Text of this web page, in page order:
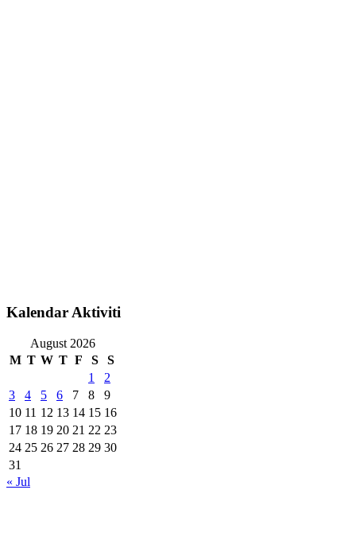
Kalendar Aktiviti
August 2026
M T W T F S
S
1
2
3
4 5 6 7 8
9
10 11 12 13 14 15 16
17 18 19 20 21 22 23
24 25 26 27 28 29 30
31
« Jul